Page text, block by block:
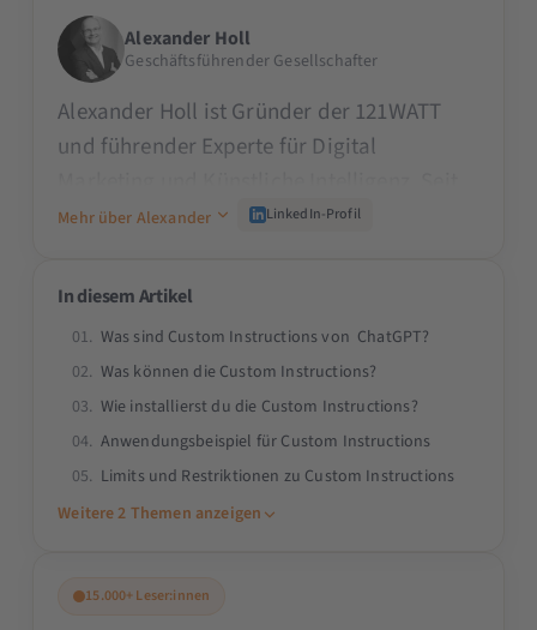
Alexander Holl
Geschäftsführender Gesellschafter
Alexander Holl ist Gründer der 121WATT
und führender Experte für Digital
den 90er Jahren prägt er die Branche und
TÜV, ADAC oder Mercedes Benz. Als Dozent
an Universitäten wie der TU München, als
Beirat der SMX und als Speaker auf der
OMR teilt er sein Praxiswissen. Alexander
begeistert durch seine Fähigkeit, komplexe
Themen verständlich zu vermitteln und
Marketing & KI zu bieten.
Mehr über Alexander LinkedIn-Profil
In diesem Artikel
Was sind Custom Instructions von ChatGPT?
Was können die Custom Instructions?
Wie installierst du die Custom Instructions?
Anwendungsbeispiel für Custom Instructions
Limits und Restriktionen zu Custom Instructions
Weitere 2 Themen anzeigen
15.000+ Leser:innen